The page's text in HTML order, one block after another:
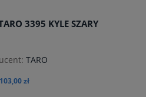
3395 KYLE SZARY
TARO
103,00 zł